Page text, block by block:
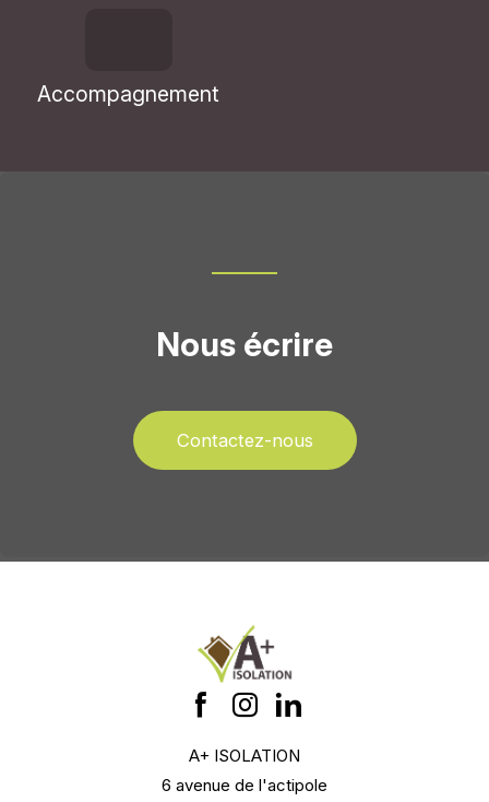
Accompagnement
Nous écrire
Contactez-nous
A+ ISOLATION
6 avenue de l'actipole